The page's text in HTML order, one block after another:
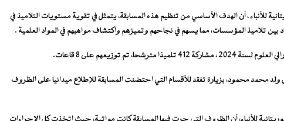
للأنباء ، أن الهدف الأساسي من تنظيم هذه المسابقة، يتمثل في تقوية مستويات التلاميذ في
بين تلاميذ المؤسسات، مما يسهم في نجاحهم وتميزهم واكتشاف مواهبهم في المواد العلمية .
تم توزيعهم على 8 قاعات.
ولد محمد محمود، بزيارة تفقد للأقسام التي احتضنت المسابقة للإطلاع ميدانيا على الظروف
للأنباء، أن الظروف التي جرت فيها المسابقة كانت مواتية، حيث اتخذت كل الإجراءات